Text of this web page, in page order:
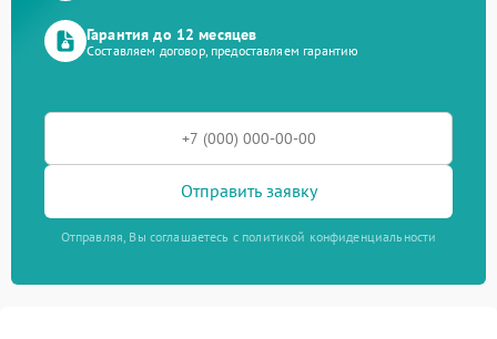
Гарантия до 12 месяцев
Составляем договор, предоставляем гарантию
Отправить заявку
Отправляя, Вы соглашаетесь с политикой конфиденциальности